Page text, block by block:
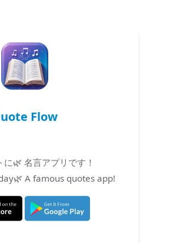
Flow
🌿 名言アプリです！
A famous quotes app!